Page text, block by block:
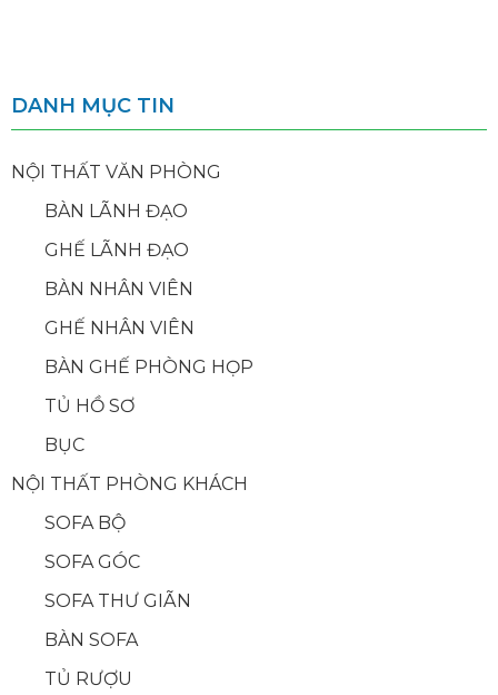
DANH MỤC TIN
NỘI THẤT VĂN PHÒNG
BÀN LÃNH ĐẠO
GHẾ LÃNH ĐẠO
BÀN NHÂN VIÊN
GHẾ NHÂN VIÊN
BÀN GHẾ PHÒNG HỌP
TỦ HỒ SƠ
BỤC
NỘI THẤT PHÒNG KHÁCH
SOFA BỘ
SOFA GÓC
SOFA THƯ GIÃN
BÀN SOFA
TỦ RƯỢU